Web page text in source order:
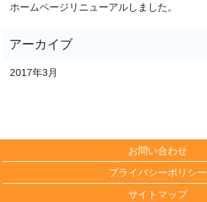
ホームページリニューアルしました。
2017年3月
お問い合わせ
プライバシーポリシー
サイトマップ